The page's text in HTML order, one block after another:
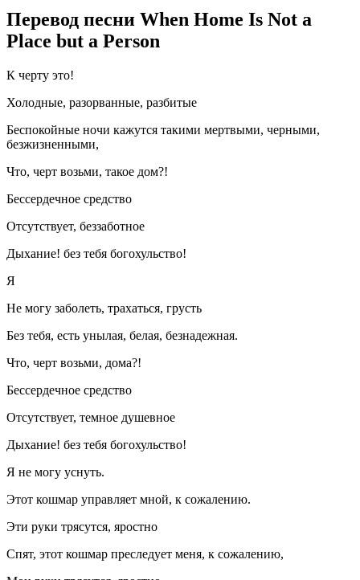
Перевод песни When Home Is Not a
Place but a Person
К черту это!
Холодные, разорванные, разбитые
Беспокойные ночи кажутся такими мертвыми, черными,
безжизненными,
Что, черт возьми, такое дом?!
Бессердечное средство
Отсутствует, беззаботное
Дыхание! без тебя богохульство!
Я
Не могу заболеть, трахаться, грусть
Без тебя, есть унылая, белая, безнадежная.
Что, черт возьми, дома?!
Бессердечное средство
Отсутствует, темное душевное
Дыхание! без тебя богохульство!
Я не могу уснуть.
Этот кошмар управляет мной, к сожалению.
Эти руки трясутся, яростно
Спят, этот кошмар преследует меня, к сожалению,